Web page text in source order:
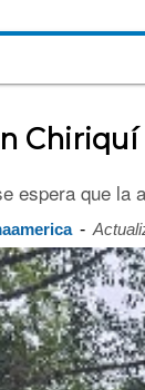
espera que
-